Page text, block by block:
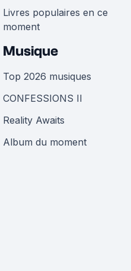
Livres populaires en ce
moment
Musique
Top 2026 musiques
CONFESSIONS II
Reality Awaits
Album du moment